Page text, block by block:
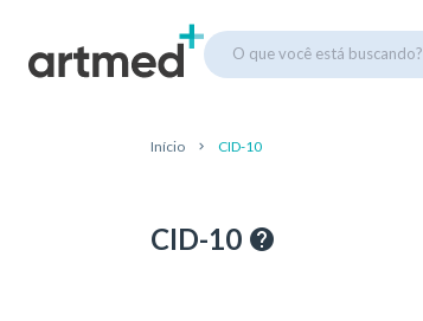
O que você está buscando?
Início CID-10
CID-10